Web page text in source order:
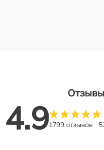
4.91799 отзывов